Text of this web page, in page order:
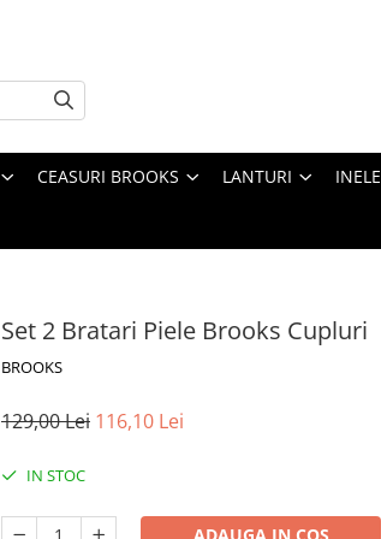
CEASURI BROOKS LANTURI INELE
Set 2 Bratari Piele Brooks Cupluri
BROOKS
129,00 Lei 116,10 Lei
IN STOC
ADAUGA IN COS